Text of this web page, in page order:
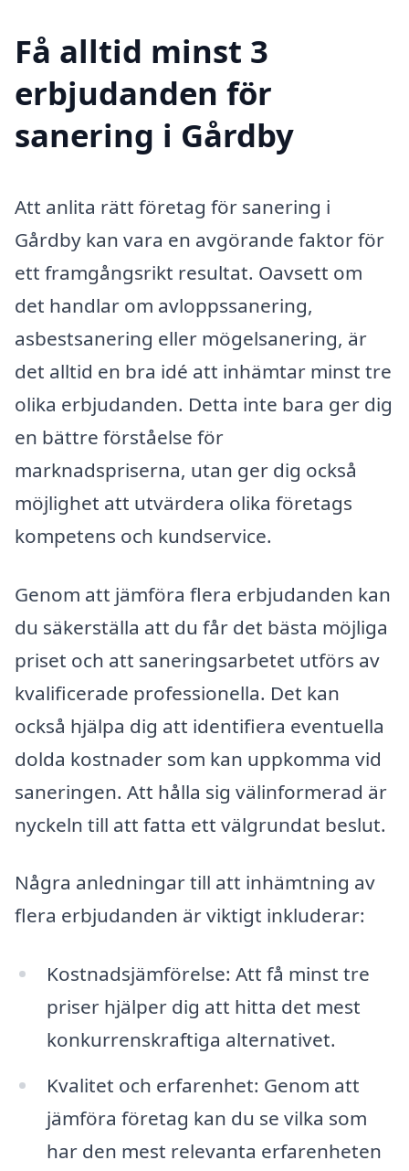
Få alltid minst 3
erbjudanden för
sanering i Gårdby
Att anlita rätt företag för sanering i
Gårdby kan vara en avgörande faktor för
ett framgångsrikt resultat. Oavsett om
det handlar om avloppssanering,
asbestsanering eller mögelsanering, är
det alltid en bra idé att inhämtar minst tre
olika erbjudanden. Detta inte bara ger dig
en bättre förståelse för
marknadspriserna, utan ger dig också
möjlighet att utvärdera olika företags
kompetens och kundservice.
Genom att jämföra flera erbjudanden kan
du säkerställa att du får det bästa möjliga
priset och att saneringsarbetet utförs av
kvalificerade professionella. Det kan
också hjälpa dig att identifiera eventuella
dolda kostnader som kan uppkomma vid
saneringen. Att hålla sig välinformerad är
nyckeln till att fatta ett välgrundat beslut.
Några anledningar till att inhämtning av
flera erbjudanden är viktigt inkluderar:
Kostnadsjämförelse: Att få minst tre
priser hjälper dig att hitta det mest
konkurrenskraftiga alternativet.
Kvalitet och erfarenhet: Genom att
jämföra företag kan du se vilka som
har den mest relevanta erfarenheten